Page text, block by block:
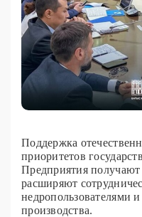
Поддержка
приоритетов
Предприятия
расширяют
недропользователями
производства.